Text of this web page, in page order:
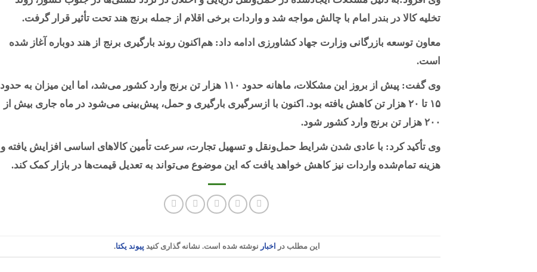
تخلیه کالا در بندر امام با چالش مواجه شد و واردات برخی اقلام از جمله برنج هند تحت تأثیر قرار گرفت.
معاون توسعه بازرگانی وزارت جهاد کشاورزی ادامه داد: هم‌اکنون روند بارگیری برنج از هند دوباره آغاز شده
است.
وی گفت: پیش از بروز این مشکلات، ماهانه حدود ۱۱۰ هزار تن برنج وارد کشور می‌شد، اما این میزان به حدود
۱۵ تا ۲۰ هزار تن کاهش یافته بود. اکنون با ازسرگیری بارگیری و حمل، پیش‌بینی می‌شود در ماه جاری بیش از
۲۰۰ هزار تن برنج وارد کشور شود.
وی تأکید کرد: با عادی شدن شرایط حمل‌ونقل و تسهیل تجارت، سرعت تأمین کالاهای اساسی افزایش یافته و
هزینه تمام‌شده واردات نیز کاهش خواهد یافت که این موضوع می‌تواند به تعدیل قیمت‌ها در بازار کمک کند.
این مطلب در اخبار نوشته شده است. نشانه گذاری کنید پیوند یکتا.